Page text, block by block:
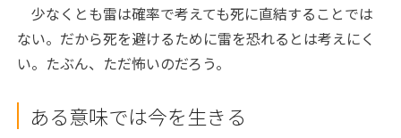
少なくとも雷は確率で考えても死に直結することでは
ない。だから死を避けるために雷を恐れるとは考えにく
い。たぶん、ただ怖いのだろう。
ある意味では今を生きる